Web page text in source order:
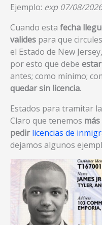
Ejemplo: exp 07/08/2026
Cuando esta fecha
valides para que
el Estado de New
por esto que debe
antes; como mínimo;
quedar sin licencia.
Estados para tramitar
Claro que tenemos
pedir licencias de
dejamos algunos